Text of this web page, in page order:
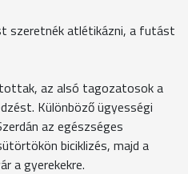
szeretnék atlétikázni, a futást
az alsó tagozatosok a
Különböző ügyességi
az egészséges
biciklizés, majd a
a gyerekekre.